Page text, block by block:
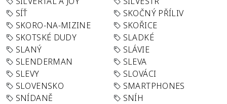
SÍŤ
SKOČNÝ PŘÍLIV
SKORO-NA-MIZINE
SKOŘICE
SKOTSKÉ DUDY
SLADKÉ
SLANÝ
SLÁVIE
SLENDERMAN
SLEVA
SLEVY
SLOVÁCI
SLOVENSKO
SMARTPHONES
SNÍDANĚ
SNÍH